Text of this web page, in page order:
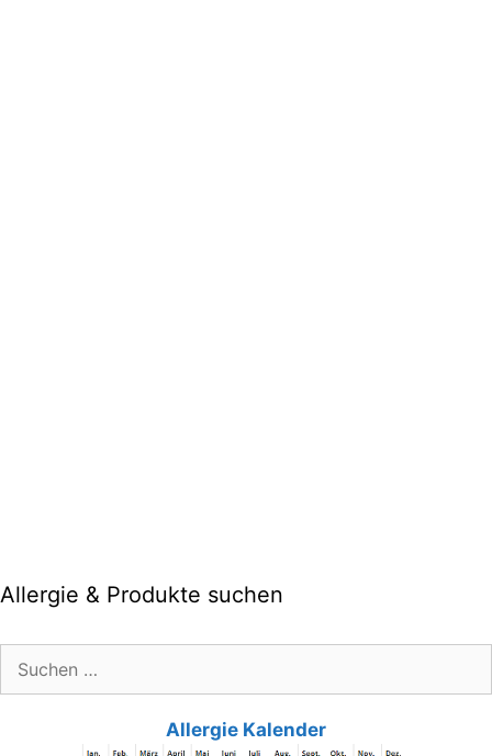
Allergie & Produkte suchen
Allergie Kalender